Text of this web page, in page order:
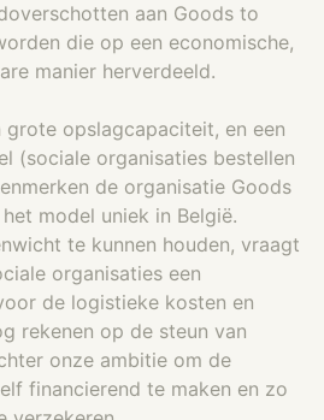
aan Goods to
die op een economische,
manier herverdeeld.
grote opslagcapaciteit, en een
(sociale organisaties bestellen
de organisatie Goods
model uniek in België.
te kunnen houden, vraagt
organisaties een
de logistieke kosten en
rekenen op de steun van
onze ambitie om de
financierend te maken en zo